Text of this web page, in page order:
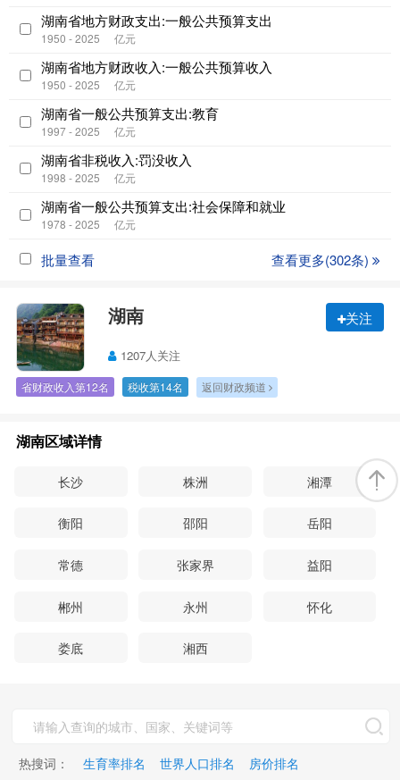
湖南省地方财政支出:一般公共预算支出
1950 - 2025 亿元
湖南省地方财政收入:一般公共预算收入
1950 - 2025 亿元
湖南省一般公共预算支出:教育
1997 - 2025 亿元
湖南省非税收入:罚没收入
1998 - 2025 亿元
湖南省一般公共预算支出:社会保障和就业
1978 - 2025 亿元
批量查看 查看更多(302条)
湖南 关注
1207人关注
省财政收入第12名 税收第14名 返回财政频道
湖南区域详情
长沙 株洲 湘潭
衡阳 邵阳 岳阳
常德 张家界 益阳
郴州 永州 怀化
娄底 湘西
热搜词： 生育率排名 世界人口排名 房价排名